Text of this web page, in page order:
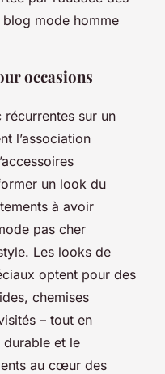
mode homme
occasions
récurrentes sur un
l’association
un look du
à avoir
pas cher
Les looks de
optent pour des
chemises
– tout en
durable et le
au cœur des